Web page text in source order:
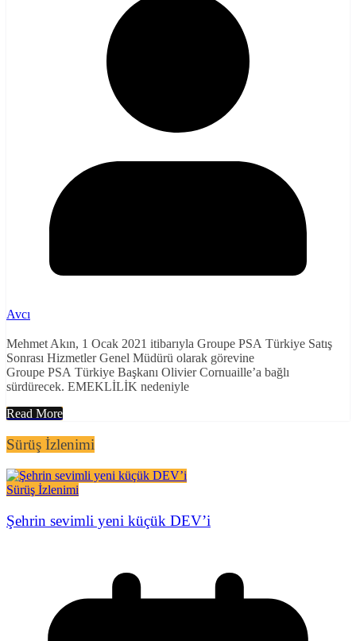
Avcı
Mehmet Akın, 1 Ocak 2021 itibarıyla Groupe PSA Türkiye Satış
Sonrası Hizmetler Genel Müdürü olarak görevine
Groupe PSA Türkiye Başkanı Olivier Cornuaille’a bağlı
sürdürecek. EMEKLİLİK nedeniyle
Read More
Sürüş İzlenimi
Sürüş İzlenimi
Şehrin sevimli yeni küçük DEV’i